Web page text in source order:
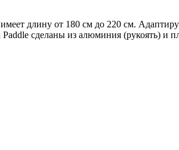
длину от 180 см до 220 см.
сделаны из алюминия (рукоять) и